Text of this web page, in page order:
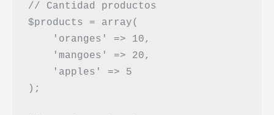
// Cantidad productos
$products = array(
    'oranges' => 10,
    'mangoes' => 20,
    'apples' => 5
);